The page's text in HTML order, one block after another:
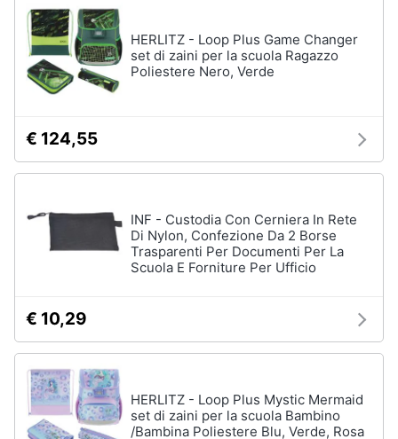
HERLITZ - Loop Plus Game Changer
set di zaini per la scuola Ragazzo
Poliestere Nero, Verde
€ 124,55
INF - Custodia Con Cerniera In Rete
Di Nylon, Confezione Da 2 Borse
Trasparenti Per Documenti Per La
Scuola E Forniture Per Ufficio
€ 10,29
HERLITZ - Loop Plus Mystic Mermaid
set di zaini per la scuola Bambino
/Bambina Poliestere Blu, Verde, Rosa